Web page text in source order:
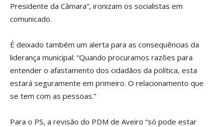
Presidente da Câmara”, ironizam os socialistas em
comunicado.
É deixado também um alerta para as consequências da
liderança municipal: “Quando procuramos razões para
entender o afastamento dos cidadãos da política, esta
estará seguramente em primeiro. O relacionamento que
se tem com as pessoas.”
Para o PS, a revisão do PDM de Aveiro “só pode estar